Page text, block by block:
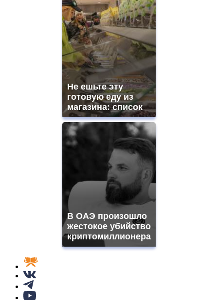
Не ешьте эту
готовую еду из
магазина: список
В ОАЭ произошло
жестокое убийство
криптомиллионера